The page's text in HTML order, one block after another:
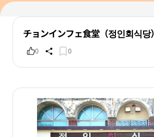
チョンインフェ食堂（정인회식당）
0 0